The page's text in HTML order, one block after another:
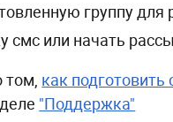
группу для
смс или начать
том, как
"Поддержка"